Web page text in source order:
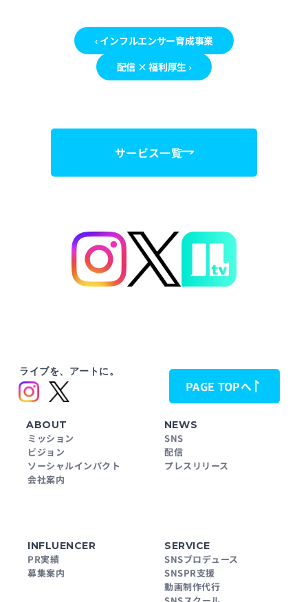
‹ インフルエンサー育成事業
配信 × 福利厚生 ›
サービス一覧
ライブを、アートに。
PAGE TOPへ
ABOUT
ミッション
ビジョン
ソーシャルインパクト
会社案内
NEWS
SNS
配信
プレスリリース
INFLUENCER
PR実績
募集案内
SERVICE
SNSプロデュース
SNSPR支援
動画制作代行